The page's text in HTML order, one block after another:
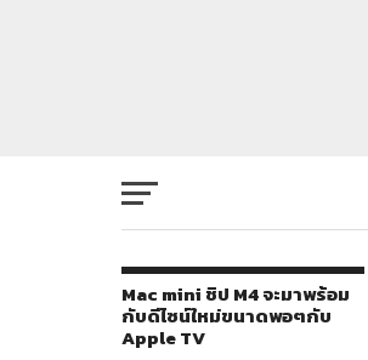
Mac mini ชิป M4 จะมาพร้อม
กับดีไซน์ใหม่ขนาดพอๆกับ
Apple TV